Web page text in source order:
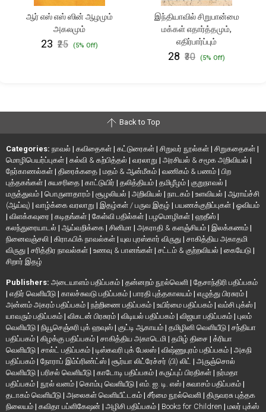
ஆர் எஸ் எஸ் ஸின் ஆழமும்
அகலமும்
₹23 ₹25 (5% Off)
இந்தியாவில் சிறுபான்மை
மக்கள் எதார்த்தமும்,
எதிர்பார்ப்பும்
₹28 ₹30 (5% Off)
Back to Top
Categories: நாவல் | கவிதைகள் | கட்டுரைகள் | சிறுவர் நூல்கள் | சிறுகதைகள் |
மொழிபெயர்ப்புகள் | கல்வி & கற்பித்தல் | வரலாறு | அரசியல் & சமூக அறிவியல் |
நேர்காணல்கள் | திரைக்கதை | மதம் & ஆன்மீகம் | வணிகம் & பணம் | பிற
புத்தகங்கள் | சுயசரிதை | காட்டுயிர் | தலித்தியம் | தமிழீழம் | குறுநாவல் |
மருத்துவம் | பொருளாதாரம் | சூழலியல் | அறிவியல் | நாடகம் | உளவியல் | ஆராய்ச்சி
(ஆய்வு) | வாழ்க்கை வரலாறு | இதழ்கள் / பருவ இதழ் | பயணக்குறிப்புகள் | ஓவியம்
| விளக்கவுரை | கடிதங்கள் | கேள்வி பதில்கள் | பழமொழிகள் | ஹதீஸ் |
கலந்துரையாடல் | ஆய்வறிக்கை | சினிமா | அகராதி & களஞ்சியம் | இலக்கணம் |
நினைவஞ்சலி | கிராஃபிக் நாவல்கள் | யுவ புரஸ்கார் விருது | சாகித்திய அகாதமி
விருது | சரித்திர நாவல்கள் | உணவு & பானங்கள் | சட்டம் & குற்றவியல் | கையேடு |
சிறார் இதழ்
Publishers: அடையாளம் பதிப்பகம் | தன்னறம் நூல்வெளி | தேசாந்திரி பதிப்பகம்
| எதிர் வெளியீடு | காலச்சுவடு பதிப்பகம் | பாரதி புத்தகாலயம் | எழுத்து பிரசுரம் |
அன்னம் அகரம் பதிப்பகம் | நற்றிணை பதிப்பகம் | உயிர்மை பதிப்பகம் | வம்சி புக்ஸ் |
யாவரும் பதிப்பகம் | விகடன் பிரசுரம் | விடியல் பதிப்பகம் | விஜயா பதிப்பகம் | புலம்
வெளியீடு | நியூசெஞ்சுரி புக் ஹவுஸ் | குட்டி ஆகாயம் | தமிழினி வெளியீடு | சந்தியா
பதிப்பகம் | கிழக்கு பதிப்பகம் | சாகித்திய அகாடெமி | தமிழ் திசை | க்ரியா
வெளியீடு | சால்ட் பதிப்பகம் | டிஸ்கவரி புக் பேலஸ் | விஷ்ணுபுரம் பதிப்பகம் | அகநி
பதிப்பகம் | நோராப் இம்ப்ரிண்ட்ஸ் | சூர்யா லிட்ரேச்சர் (பி) லிட் | அருஞ்சொல்
வெளியீடு | பரிசல் வெளியீடு | காடோடி பதிப்பகம் | கருப்புப் பிரதிகள் | நர்மதா
பதிப்பகம் | நூல் வனம் | கொம்பு வெளியீடு | எம். ஐ. டி. எஸ் | சுவாசம் பதிப்பகம் |
தடாகம் வெளியீடு | அலைகள் வெளியீட்டகம் | சீர்மை நூல்வெளி | திருவரசு புத்தக
நிலையம் | கவிதா பப்ளிகேஷன் | அழிசி பதிப்பகம் | Books for Children | மலர் புக்ஸ்